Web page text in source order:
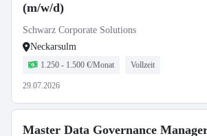
(m/w/d)
Schwarz Corporate Solutions
Neckarsulm
1.250 - 1.500 €/Monat Vollzeit
29.07.2026
Master Data Governance